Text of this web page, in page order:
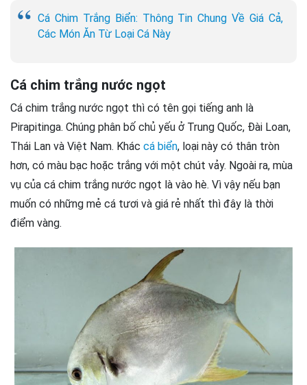
Cá Chim Trắng Biển: Thông Tin Chung Về Giá Cả,
Các Món Ăn Từ Loại Cá Này
Cá chim trắng nước ngọt
Cá chim trắng nước ngọt thì có tên gọi tiếng anh là
Pirapitinga. Chúng phân bố chủ yếu ở Trung Quốc, Đài Loan,
Thái Lan và Việt Nam. Khác cá biển, loại này có thân tròn
hơn, có màu bạc hoặc trắng với một chút vảy. Ngoài ra, mùa
vụ của cá chim trắng nước ngọt là vào hè. Vì vậy nếu bạn
muốn có những mẻ cá tươi và giá rẻ nhất thì đây là thời
điểm vàng.